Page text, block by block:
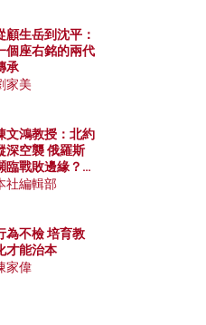
顧生岳到沈平：
個座右銘的兩代
承
家美
文鴻教授：北約
深空襲 俄羅斯
臨戰敗邊緣？中
零部件能左右戰
社編輯部
為不檢 培育教
才能治本
家偉